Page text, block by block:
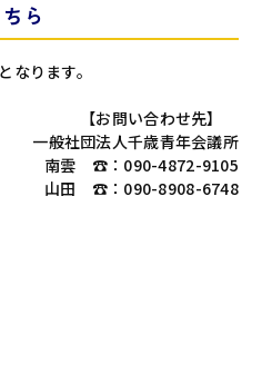
ら
なります。
【お問い合わせ先】
一般社団法人千歳青年会議所
南雲 ☎：090-4872-9105
山田 ☎：090-8908-6748